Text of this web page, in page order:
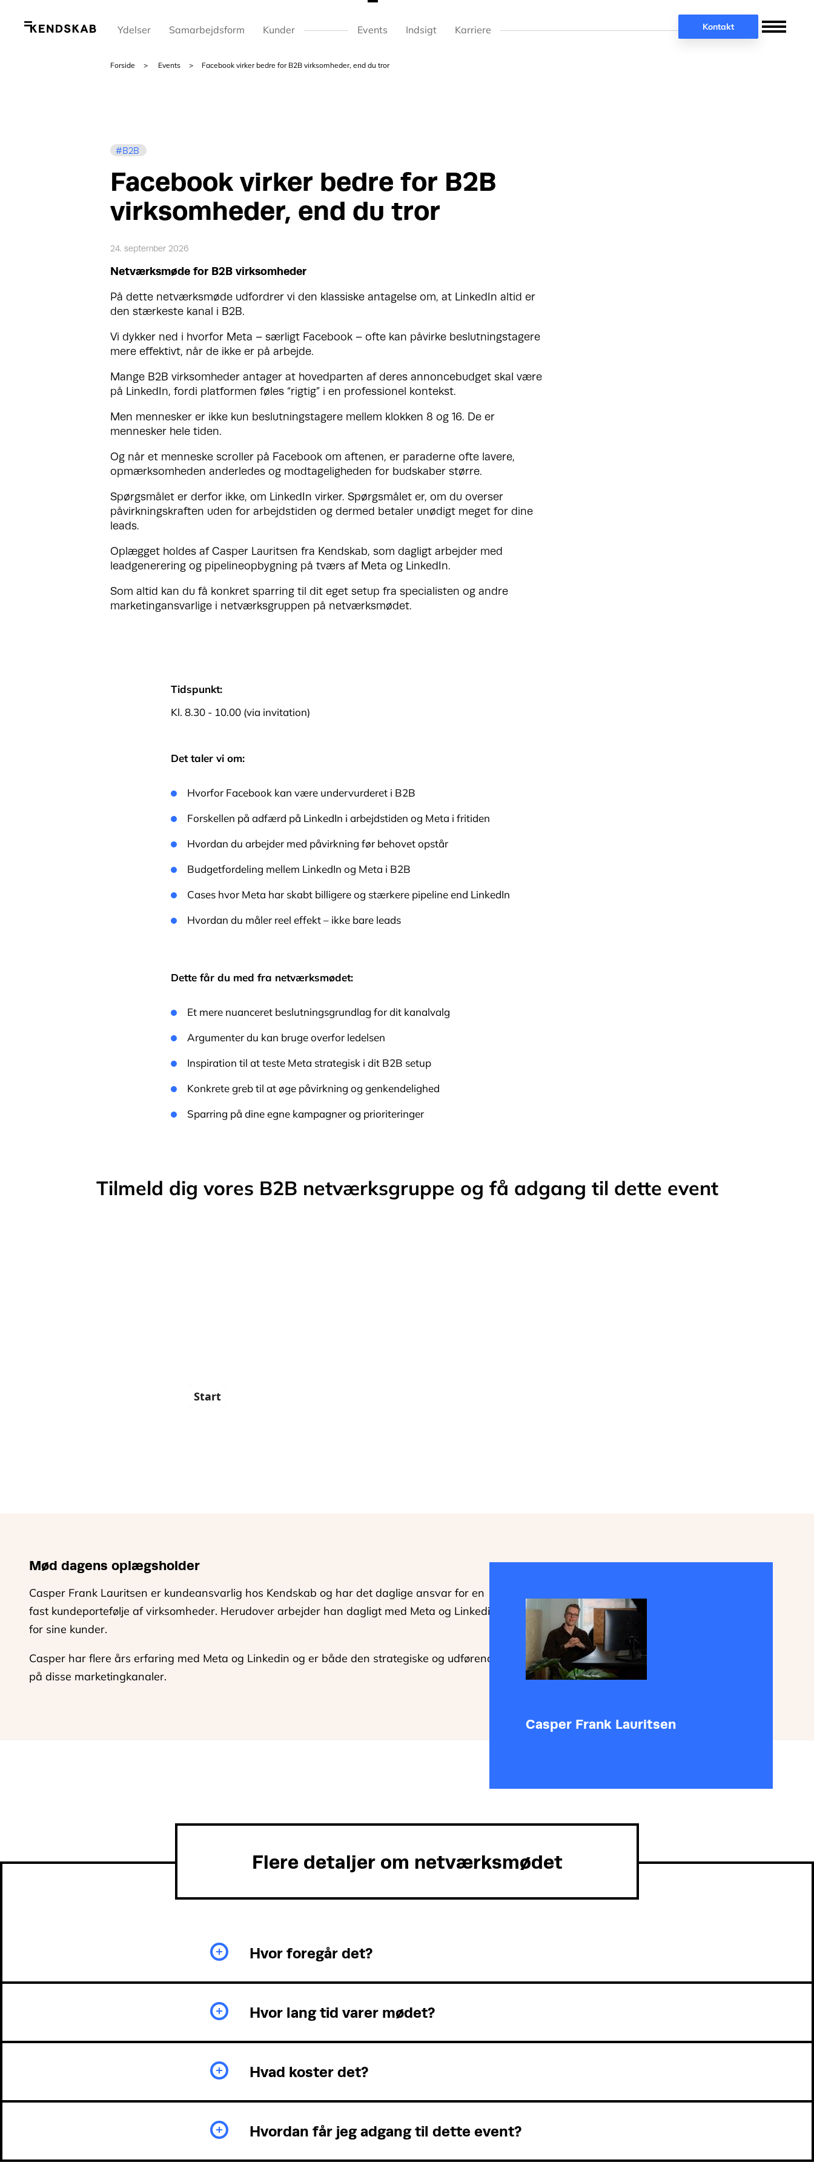
Ydelser Samarbejdsform Kunder Events Indsigt Karriere Kontakt
Forside Events Facebook virker bedre for B2B virksomheder, end du tror
B2B
Facebook virker bedre for B2B
virksomheder, end du tror
24. september 2026
Netværksmøde for B2B virksomheder
På dette netværksmøde udfordrer vi den klassiske antagelse om, at LinkedIn altid er
den stærkeste kanal i B2B.
Vi dykker ned i hvorfor Meta – særligt Facebook – ofte kan påvirke beslutningstagere
mere effektivt, når de ikke er på arbejde.
Mange B2B virksomheder antager at hovedparten af deres annoncebudget skal være
på LinkedIn, fordi platformen føles “rigtig” i en professionel kontekst.
Men mennesker er ikke kun beslutningstagere mellem klokken 8 og 16. De er
mennesker hele tiden.
Og når et menneske scroller på Facebook om aftenen, er paraderne ofte lavere,
opmærksomheden anderledes og modtageligheden for budskaber større.
Spørgsmålet er derfor ikke, om LinkedIn virker. Spørgsmålet er, om du overser
påvirkningskraften uden for arbejdstiden og dermed betaler unødigt meget for dine
leads.
Oplægget holdes af Casper Lauritsen fra Kendskab, som dagligt arbejder med
leadgenerering og pipelineopbygning på tværs af Meta og LinkedIn.
Som altid kan du få konkret sparring til dit eget setup fra specialisten og andre
marketingansvarlige i netværksgruppen på netværksmødet.
Tidspunkt:
Kl. 8.30 - 10.00 (via invitation)
Det taler vi om:
Hvorfor Facebook kan være undervurderet i B2B
Forskellen på adfærd på LinkedIn i arbejdstiden og Meta i fritiden
Hvordan du arbejder med påvirkning før behovet opstår
Budgetfordeling mellem LinkedIn og Meta i B2B
Cases hvor Meta har skabt billigere og stærkere pipeline end LinkedIn
Hvordan du måler reel effekt – ikke bare leads
Dette får du med fra netværksmødet:
Et mere nuanceret beslutningsgrundlag for dit kanalvalg
Argumenter du kan bruge overfor ledelsen
Inspiration til at teste Meta strategisk i dit B2B setup
Konkrete greb til at øge påvirkning og genkendelighed
Sparring på dine egne kampagner og prioriteringer
Tilmeld dig vores B2B netværksgruppe og få adgang til dette event
Mød dagens oplægsholder
Casper Frank Lauritsen er kundeansvarlig hos Kendskab og har det daglige ansvar for en
fast kundeportefølje af virksomheder. Herudover arbejder han dagligt med Meta og Linkedin
for sine kunder.
Casper har flere års erfaring med Meta og Linkedin og er både den strategiske og udførende
på disse marketingkanaler.
Casper Frank Lauritsen
Flere detaljer om netværksmødet
Hvor foregår det?
Hvor lang tid varer mødet?
Hvad koster det?
Hvordan får jeg adgang til dette event?